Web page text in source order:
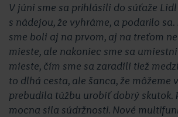
V júni sme sa prihlásili do súťaže
s nádejou, že vyhráme, a podarilo sa.
sme boli aj na prvom, aj na treťom
mieste, ale nakoniec sme sa
mieste, čím sme sa zaradili tiež
to dlhá cesta, ale šanca, že môžeme
prebudila túžbu urobiť dobrý skutok.
mocna sila súdržnosti. Nové